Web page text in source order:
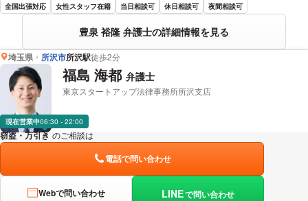
全国出張対応 女性スタッフ在籍 当日相談可 休日相談可 夜間相談可
豊泉 裕隆 弁護士の詳細情報を見る
埼玉県 所沢市所沢駅徒歩2分
福島 海都 弁護士
東京スタートアップ法律事務所所沢支店
現在営業中06:30 - 22:00
窃盗・万引き のご相談は
電話で問い合わせ
Webで問い合わせ LINEで問い合わせ